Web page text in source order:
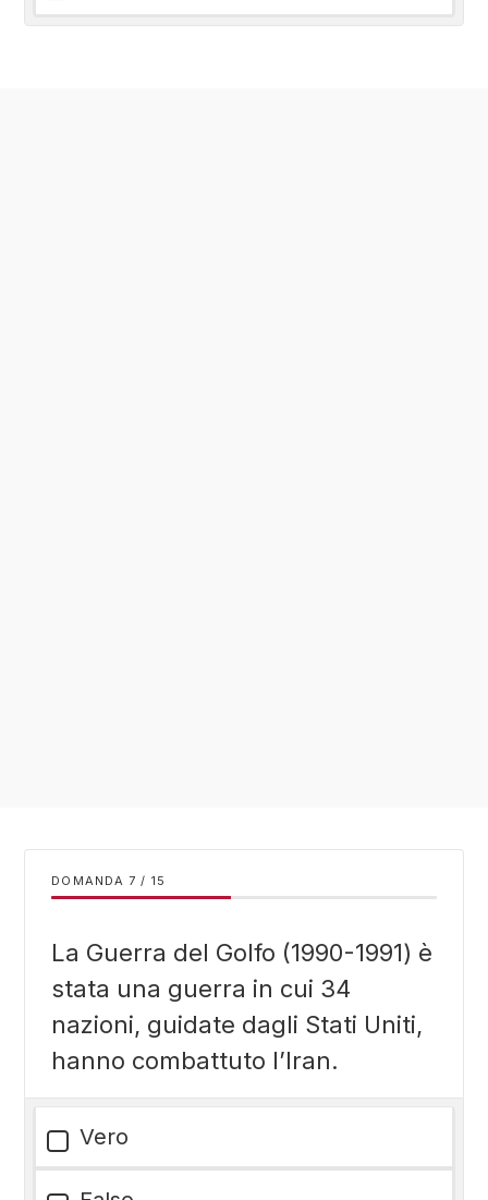
DOMANDA / 15
La Guerra del Golfo (1990-1991) è
stata una guerra in cui 34
nazioni, guidate dagli Stati Uniti,
hanno combattuto l’Iran.
Vero